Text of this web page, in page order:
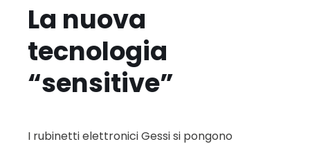
La nuova
tecnologia
“sensitive”
I rubinetti elettronici Gessi si pongono